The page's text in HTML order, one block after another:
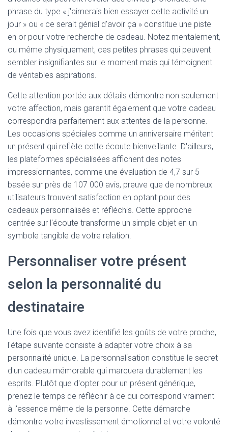
phrase du type « j'aimerais bien essayer cette activité un
jour » ou « ce serait génial d'avoir ça » constitue une piste
en or pour votre recherche de cadeau. Notez mentalement,
ou même physiquement, ces petites phrases qui peuvent
sembler insignifiantes sur le moment mais qui témoignent
de véritables aspirations.
Cette attention portée aux détails démontre non seulement
votre affection, mais garantit également que votre cadeau
correspondra parfaitement aux attentes de la personne.
Les occasions spéciales comme un anniversaire méritent
un présent qui reflète cette écoute bienveillante. D'ailleurs,
les plateformes spécialisées affichent des notes
impressionnantes, comme une évaluation de 4,7 sur 5
basée sur près de 107 000 avis, preuve que de nombreux
utilisateurs trouvent satisfaction en optant pour des
cadeaux personnalisés et réfléchis. Cette approche
centrée sur l'écoute transforme un simple objet en un
symbole tangible de votre relation.
Personnaliser votre présent
selon la personnalité du
destinataire
Une fois que vous avez identifié les goûts de votre proche,
l'étape suivante consiste à adapter votre choix à sa
personnalité unique. La personnalisation constitue le secret
d'un cadeau mémorable qui marquera durablement les
esprits. Plutôt que d'opter pour un présent générique,
prenez le temps de réfléchir à ce qui correspond vraiment
à l'essence même de la personne. Cette démarche
démontre votre investissement émotionnel et votre volonté